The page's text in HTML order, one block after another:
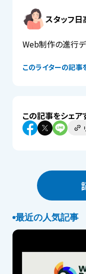
スタッフ日
このライターの記事
Web制作の進行デ
この記事をシェア
最近の人気記事